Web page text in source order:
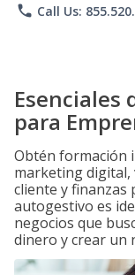
phone Call Us:
Esenciales
para
Obtén formación
marketing digital,
cliente y finanzas
autogestivo es
negocios que
dinero y crear un